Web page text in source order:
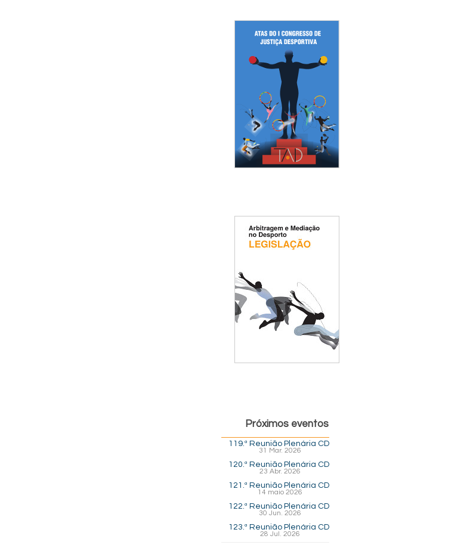
Próximos eventos
119.ª Reunião Plenária CD
31 Mar. 2026
120.ª Reunião Plenária CD
23 Abr. 2026
121.ª Reunião Plenária CD
14 maio 2026
122.ª Reunião Plenária CD
30 Jun. 2026
123.ª Reunião Plenária CD
28 Jul. 2026